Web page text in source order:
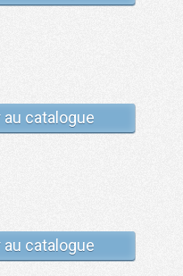
au catalogue
au catalogue